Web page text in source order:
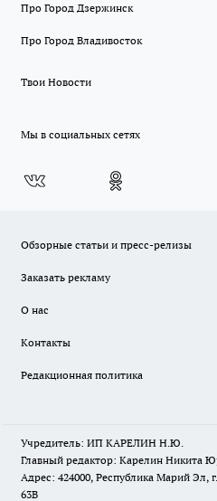
Про Город Дзержинск
Про Город Владивосток
Твои Новости
Мы в социальных сетях
Обзорные статьи и пресс-релизы
Заказать рекламу
О нас
Контакты
Редакционная политика
Учредитель: ИП КАРЕЛИН Н.Ю.
Главный редактор: Карелин Никита
Адрес: 424000, Республика Марий Эл,
63В